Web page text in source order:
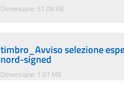
Dimensione: 57.08 KB
timbro_Avviso selezione
nord-signed
Dimensione: 1.97 MB